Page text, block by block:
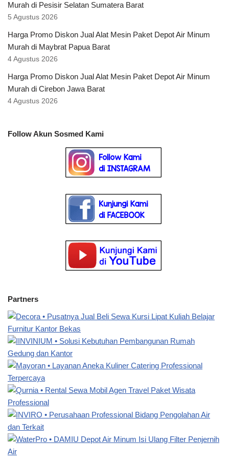
Murah di Pesisir Selatan Sumatera Barat
5 Agustus 2026
Harga Promo Diskon Jual Alat Mesin Paket Depot Air Minum
Murah di Maybrat Papua Barat
4 Agustus 2026
Harga Promo Diskon Jual Alat Mesin Paket Depot Air Minum
Murah di Cirebon Jawa Barat
4 Agustus 2026
Follow Akun Sosmed Kami
Partners